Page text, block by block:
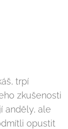
trpí
zkušenosti
anděly, ale
opustit